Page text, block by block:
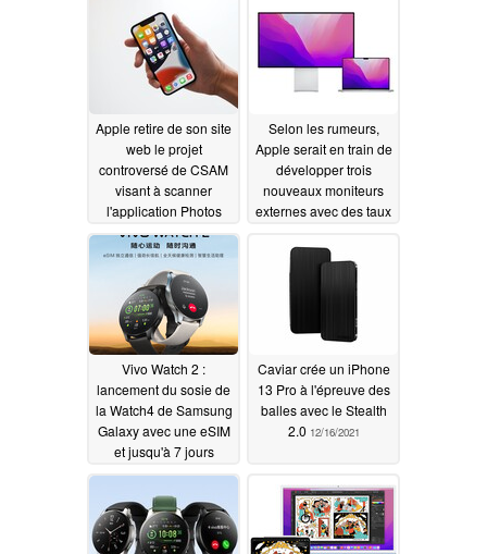
Apple retire de son site
web le projet
controversé de CSAM
visant à scanner
l'application Photos
dans iOS et iPadOS à
la recherche de photos
d'enfants nus12/17/2021
Selon les rumeurs,
Apple serait en train de
développer trois
nouveaux moniteurs
externes avec des taux
allant jusqu'à 120 Hz et
des rétro-éclairages à
Vivo Watch 2 :
lancement du sosie de
la Watch4 de Samsung
Galaxy avec une eSIM
et jusqu'à 7 jours
d'autonomie12/16/2021
Caviar crée un iPhone
13 Pro à l'épreuve des
balles avec le Stealth
2.0 12/16/2021